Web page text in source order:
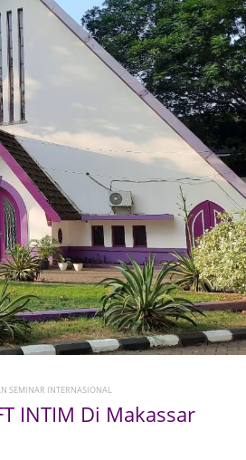
SEMINAR INTERNASIONAL
INTIM Di Makassar